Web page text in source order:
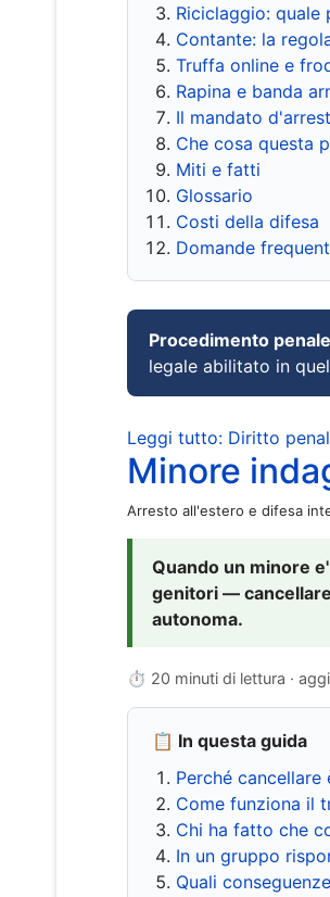
Riciclaggio: quale
Contante: la
Truffa online e
Rapina e banda
Il mandato
Che cosa questa
Miti e fatti
Glossario
Costi della difesa
Domande
Procedimento
legale abilitato in
Leggi tutto: Diritto
Minore
Arresto all'estero e difesa
Quando un minore
genitori —
autonoma.
⏱ 20 minuti di lettura ·
📋 In questa guida
Perché
Come funziona il
Chi ha fatto che
In un gruppo
Quali